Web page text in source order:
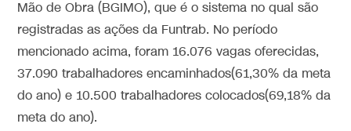
Mão de Obra (BGIMO), que é o sistema no qual são
registradas as ações da Funtrab. No período
mencionado acima, foram 16.076 vagas oferecidas,
37.090 trabalhadores encaminhados(61,30% da meta
do ano) e 10.500 trabalhadores colocados(69,18% da
meta do ano).